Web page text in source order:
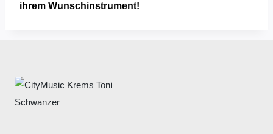
ihrem Wunschinstrument!